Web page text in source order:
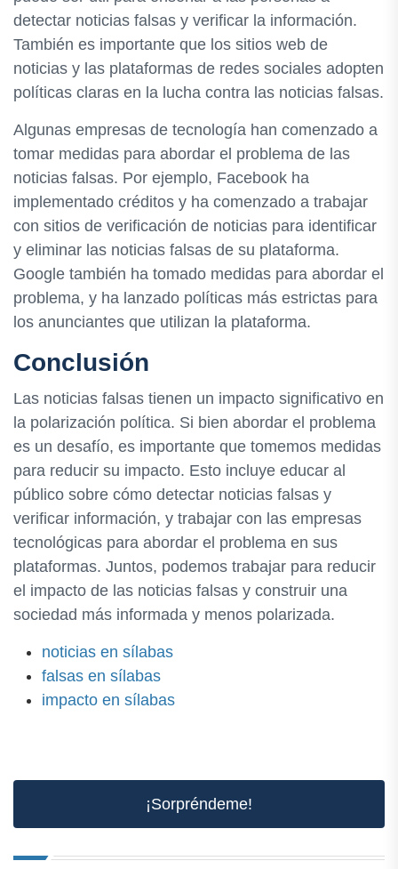
detectar noticias falsas y verificar la información.
También es importante que los sitios web de
noticias y las plataformas de redes sociales adopten
políticas claras en la lucha contra las noticias falsas.
Algunas empresas de tecnología han comenzado a
tomar medidas para abordar el problema de las
noticias falsas. Por ejemplo, Facebook ha
implementado créditos y ha comenzado a trabajar
con sitios de verificación de noticias para identificar
y eliminar las noticias falsas de su plataforma.
Google también ha tomado medidas para abordar el
problema, y ha lanzado políticas más estrictas para
los anunciantes que utilizan la plataforma.
Conclusión
Las noticias falsas tienen un impacto significativo en
la polarización política. Si bien abordar el problema
es un desafío, es importante que tomemos medidas
para reducir su impacto. Esto incluye educar al
público sobre cómo detectar noticias falsas y
verificar información, y trabajar con las empresas
tecnológicas para abordar el problema en sus
plataformas. Juntos, podemos trabajar para reducir
el impacto de las noticias falsas y construir una
sociedad más informada y menos polarizada.
noticias en sílabas
falsas en sílabas
impacto en sílabas
¡Sorpréndeme!